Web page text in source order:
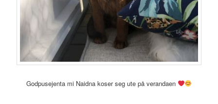
Godpusejenta mi Naidna koser seg ute på verandaen